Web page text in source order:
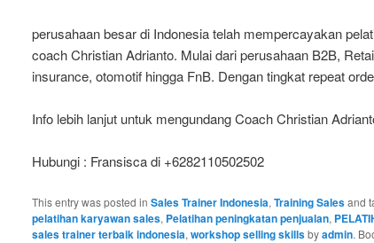
perusahaan besar di Indonesia telah mempercayakan
coach Christian Adrianto. Mulai dari perusahaan B2B,
insurance, otomotif hingga FnB. Dengan tingkat repeat
Info lebih lanjut untuk mengundang Coach Christian
Hubungi : Fransisca di +6282110502502
This entry was posted in Sales Trainer Indonesia, Training Salesand
pelatihan karyawan sales, Pelatihan peningkatan penjualan,
sales trainer terbaik indonesia, workshop selling skillsbyadmin.